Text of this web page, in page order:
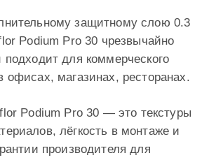
защитному слою 0.3
Podium Pro 30 чрезвычайно
подходит для коммерческого
офисах, магазинах, ресторанах.
Podium Pro 30 — это текстуры
лёгкость в монтаже и
производителя для